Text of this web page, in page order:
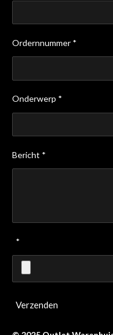
Ordernnummer *
Onderwerp *
Bericht *
*
Verzenden